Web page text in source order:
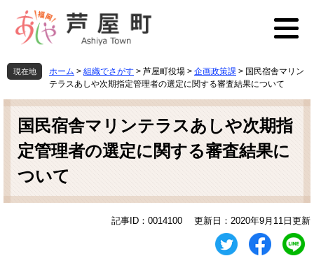
先
頭
を
飛
現在地 ホーム > 組織でさがす > 芦屋町役場 > 企画政策課 > 国民宿舎マリン
テラスあしや次期指定管理者の選定に関する審査結果について
本
国民宿舎マリンテラスあしや次期指
定管理者の選定に関する審査結果に
ついて
記事ID：0014100 更新日：2020年9月11日更新